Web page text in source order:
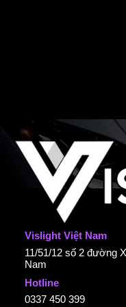
Vislight Việt Nam
11/51/12 số 2 đường
Nam
Hotline
0337 450 399